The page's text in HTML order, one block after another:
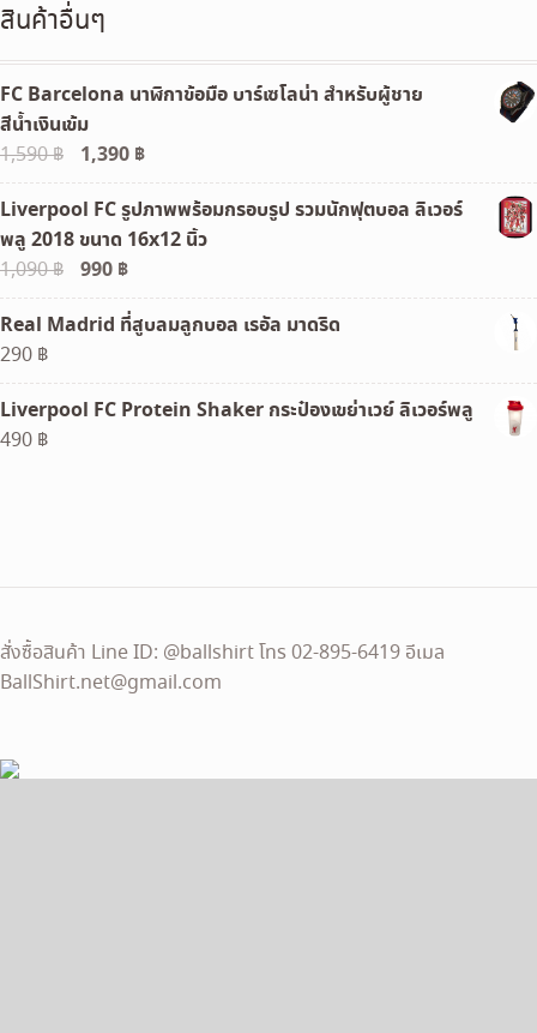
สินค้าอื่นๆ
FC Barcelona นาฬิกาข้อมือ บาร์เซโลน่า สำหรับผู้ชาย
สีน้ำเงินเข้ม
1,590฿
Original
price
was:
1,590 ฿.
1,390 ฿Current
price
is:
1,390 ฿.
Liverpool FC รูปภาพพร้อมกรอบรูป รวมนักฟุตบอล ลิเวอร์
พลู 2018 ขนาด 16x12 นิ้ว
1,090฿
Original
price
was:
990 ฿Current
price
is:
Real Madrid ที่สูบลมลูกบอล เรอัล มาดริด
290 ฿
Liverpool FC Protein Shaker กระป๋องเขย่าเวย์ ลิเวอร์พลู
490 ฿
สั่งซื้อสินค้า Line ID: @ballshirt โทร 02-895-6419 อีเมล
BallShirt.net@gmail.com